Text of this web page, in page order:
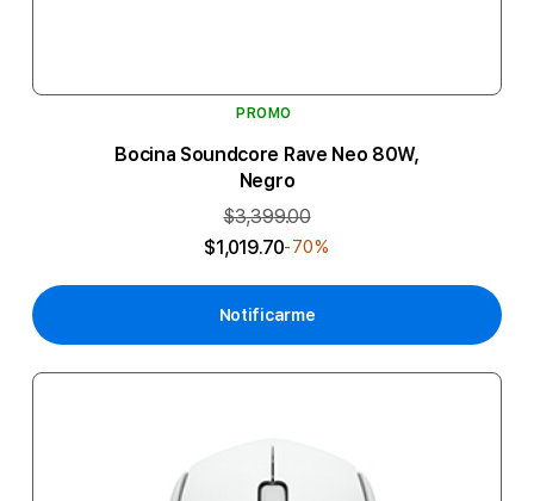
PROMO
Bocina Soundcore Rave Neo 80W,
Negro
$3,399.00
$1,019.70-70%
Notificarme